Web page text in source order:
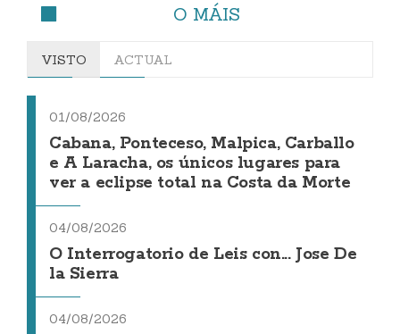
O MÁIS
VISTO ACTUAL
01/08/2026
Cabana, Ponteceso, Malpica, Carballo
e A Laracha, os únicos lugares para
ver a eclipse total na Costa da Morte
04/08/2026
O Interrogatorio de Leis con... Jose De
la Sierra
04/08/2026